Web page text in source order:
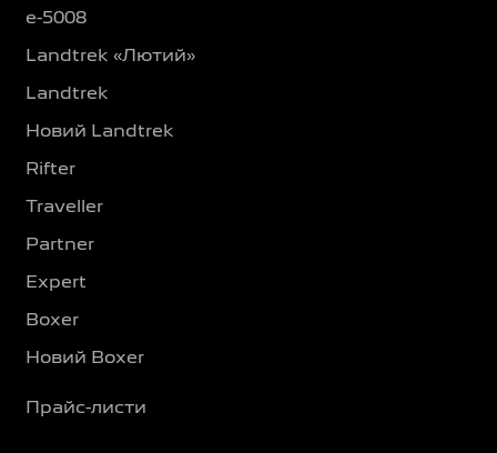
e-5008
Landtrek «Лютий»
Landtrek
Новий Landtrek
Rifter
Traveller
Partner
Expert
Boxer
Новий Boxer
Прайс-листи